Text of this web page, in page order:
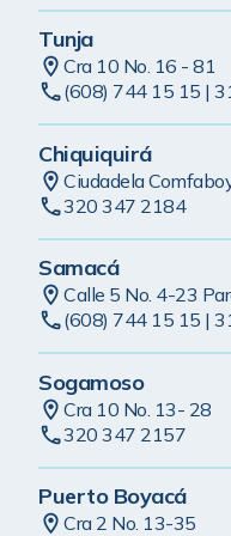
Tunja
Cra 10 No. 16 - 81
(608) 744 15 15 |
Chiquiquirá
Ciudadela
320 347 2184
Samacá
Calle 5 No. 4-23
(608) 744 15 15 |
Sogamoso
Cra 10 No. 13- 28
320 347 2157
Puerto Boyacá
Cra 2 No. 13-35